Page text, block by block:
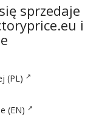
sprzedaje
i
(PL)
(EN)